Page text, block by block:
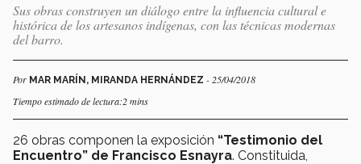
Sus obras construyen un diálogo entre la influencia cultural e
histórica de los artesanos indígenas, con las técnicas modernas
del barro.
Por MAR MARÍN, MIRANDA HERNÁNDEZ - 25/04/2018
Tiempo estimado de lectura:2 mins
26 obras componen la exposición “Testimonio del
Encuentro” de Francisco Esnayra. Constituida,